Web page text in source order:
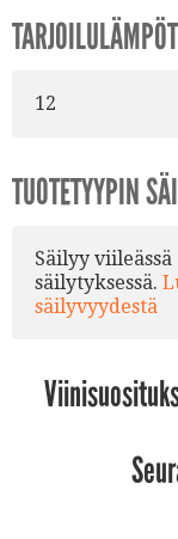
12
TUOTETYYPIN
Säilyy
säilytyksessä.
säilyvyydestä